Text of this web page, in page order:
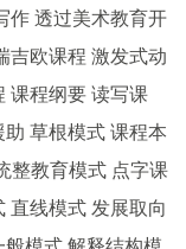
作 透过美术教育开
吉欧课程 激发式动
课程纲要 读写课
助 草根模式 课程本
整教育模式 点字课
直线模式 发展取向